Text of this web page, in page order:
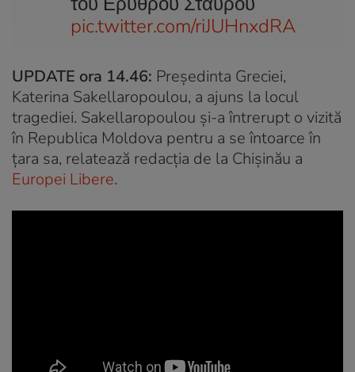
pic.twitter.com/riJUHnxdRA
UPDATE ora 14.46: Președinta Greciei,
Katerina Sakellaropoulou, a ajuns la locul
tragediei. Sakellaropoulou și-a întrerupt o vizită
în Republica Moldova pentru a se întoarce în
țara sa, relatează redacția de la Chișinău a
Europei Libere.